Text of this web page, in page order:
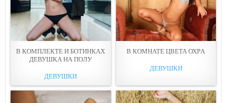
В КОМПЛЕКТЕ И БОТИНКАХ
ДЕВУШКА НА ПOЛУ
ДЕВУШКИ
В КОМНАТЕ ЦВЕТА ОХРA
ДЕВУШКИ